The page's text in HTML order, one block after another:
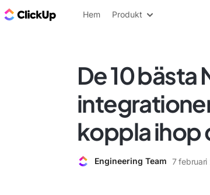
ClickUp-bloggen
Hem Produkt
De 10 bästa
koppla ihop
Engineering Team 7